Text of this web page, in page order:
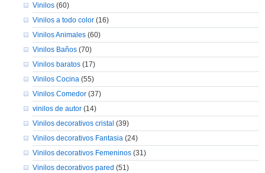
Vinilos(60)
Vinilos a todo color(16)
Vinilos Animales(60)
Vinilos Baños(70)
Vinilos baratos(17)
Vinilos Cocina(55)
Vinilos Comedor(37)
vinilos de autor(14)
Vinilos decorativos cristal (39)
Vinilos decorativos Fantasia(24)
Vinilos decorativos Femeninos(31)
Vinilos decorativos pared (51)